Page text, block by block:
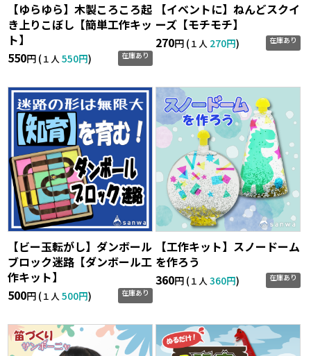
【ゆらゆら】木製ころころ起
き上りこぼし【簡単工作キッ
ト】
550円 (１人550円) 在庫あり
【イベントに】ねんどスクイ
ーズ【モチモチ】
270円 (１人 270円) 在庫あり
【ビー玉転がし】ダンボール
ブロック迷路【ダンボール工
作キット】
500円 (１人500円) 在庫あり
【工作キット】スノードーム
を作ろう
360円 (１人 360円) 在庫あり